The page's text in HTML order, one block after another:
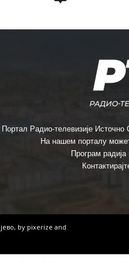
Портал Радио-телевизије Источно
На нашем порталу
Програм
by pixerize and